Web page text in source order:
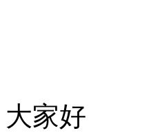
大家好